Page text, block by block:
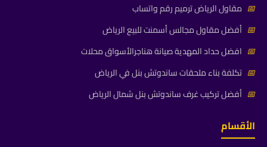
📅 مقاول الرياض ترميم رقم واتساب
📅 أفضل مقاول مجالس أسمنت للبيع الرياض
📅 افضل حداد المهدية صيانة هناجرالأسواق محلات
📅 تكلفة بناء ملحقات ساندوتش بنل في الرياض
📅 أفضل تركيب غرف ساندوتش بنل شمال الرياض
الأقسام